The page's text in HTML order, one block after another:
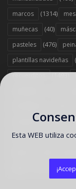
marcos (1314)
muñecas (40)
pasteles (476)
plantillas navideñas
recuerditos (1493)
souvenirs (1578)
tarta (303) tartas
viseras
Esta WEB utiliza